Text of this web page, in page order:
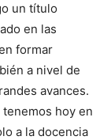
un título
en las
formar
a nivel de
avances.
tenemos hoy en
a la docencia